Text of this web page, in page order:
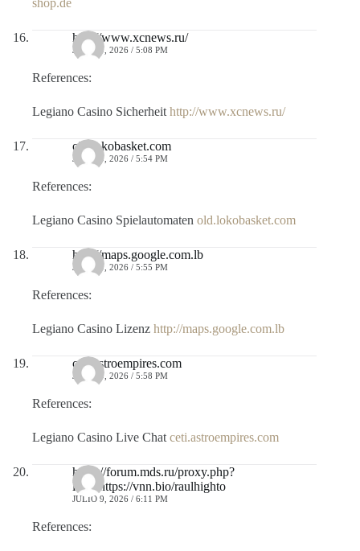
shop.de
http://www.xcnews.ru/
JULIO 9, 2026 / 5:08 PM
References:
Legiano Casino Sicherheit http://www.xcnews.ru/
old.lokobasket.com
JULIO 9, 2026 / 5:54 PM
References:
Legiano Casino Spielautomaten old.lokobasket.com
http://maps.google.com.lb
JULIO 9, 2026 / 5:55 PM
References:
Legiano Casino Lizenz http://maps.google.com.lb
ceti.astroempires.com
JULIO 9, 2026 / 5:58 PM
References:
Legiano Casino Live Chat ceti.astroempires.com
https://forum.mds.ru/proxy.php?
link=https://vnn.bio/raulhighto
JULIO 9, 2026 / 6:11 PM
References: